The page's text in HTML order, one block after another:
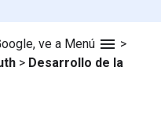
ve a Menú menu >
> Desarrollo de la